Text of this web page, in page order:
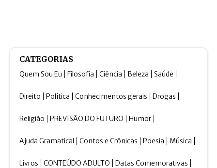
CATEGORIAS
Quem Sou Eu Filosofia Ciência Beleza Saúde
Direito Política Conhecimentos gerais Drogas
Religião PREVISÃO DO FUTURO Humor
Ajuda Gramatical Contos e Crônicas Poesia Música
Livros CONTEÚDO ADULTO Datas Comemorativas